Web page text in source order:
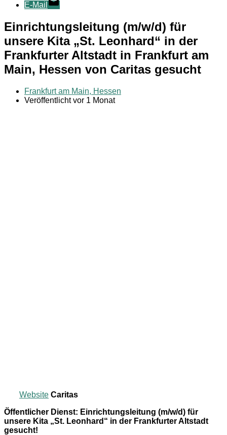
E-Mail
Einrichtungsleitung (m/w/d) für
unsere Kita „St. Leonhard“ in der
Frankfurter Altstadt in Frankfurt am
Main, Hessen von Caritas gesucht
Frankfurt am Main, Hessen
Veröffentlicht vor 1 Monat
Website Caritas
Öffentlicher Dienst: Einrichtungsleitung (m/w/d) für
unsere Kita „St. Leonhard“ in der Frankfurter Altstadt
gesucht!